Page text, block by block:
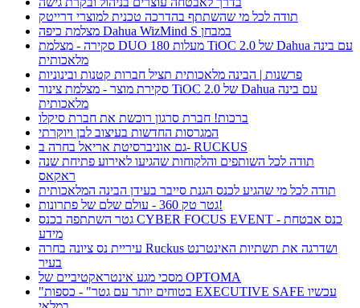
תודה לכל מי שהשתתף בהדרכה טכנית למוצרי דרייטק
מצלמת כיפה Dahua WizMind S במבחן
סקירה - מצלמת DUO 180 מעלות TiOC 2.0 של Dahua עם בינה
מלאכותית
פרשנות | הבינה מלאכותית תציל חברות קטנות ובינוניות
סקירת מוצר - מצלמת צינור TiOC 2.0 של Dahua עם בינה
מלאכותית
ברכות! חברת סרגון רוכשת את חברת סיקלו
המגרסות החדשות בעיצוב לבן ויוקרתי
גם אוניברסיטת אריאל בחרה ב- RUCKUS
תודה לכל השותפים והלקוחות שהגיעו לאירוע פתיחת שנה
ראקאס
תודה לכל מי שהגיע לכנס הגנת סייבר בעידן הבינה המלאכותית
גטר טק 360 - עולם שלם של פתרונות!
גטר השתתפה בכנס CYBER FOCUS EVENT - כנס אבטחת
מידע
עיריית נס ציונה בחרה Ruckus ושדרגה את תשתיות האינטרנט
בעיר
מסכי מגע אינטראקטיביים של OPTOMA
"בטוחים יותר עם גטר" - כספות EXECUTIVE SAFE עכשיו